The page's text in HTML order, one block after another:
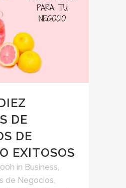
DE
DE
EXITOSOS
in Business,
de Negocios,